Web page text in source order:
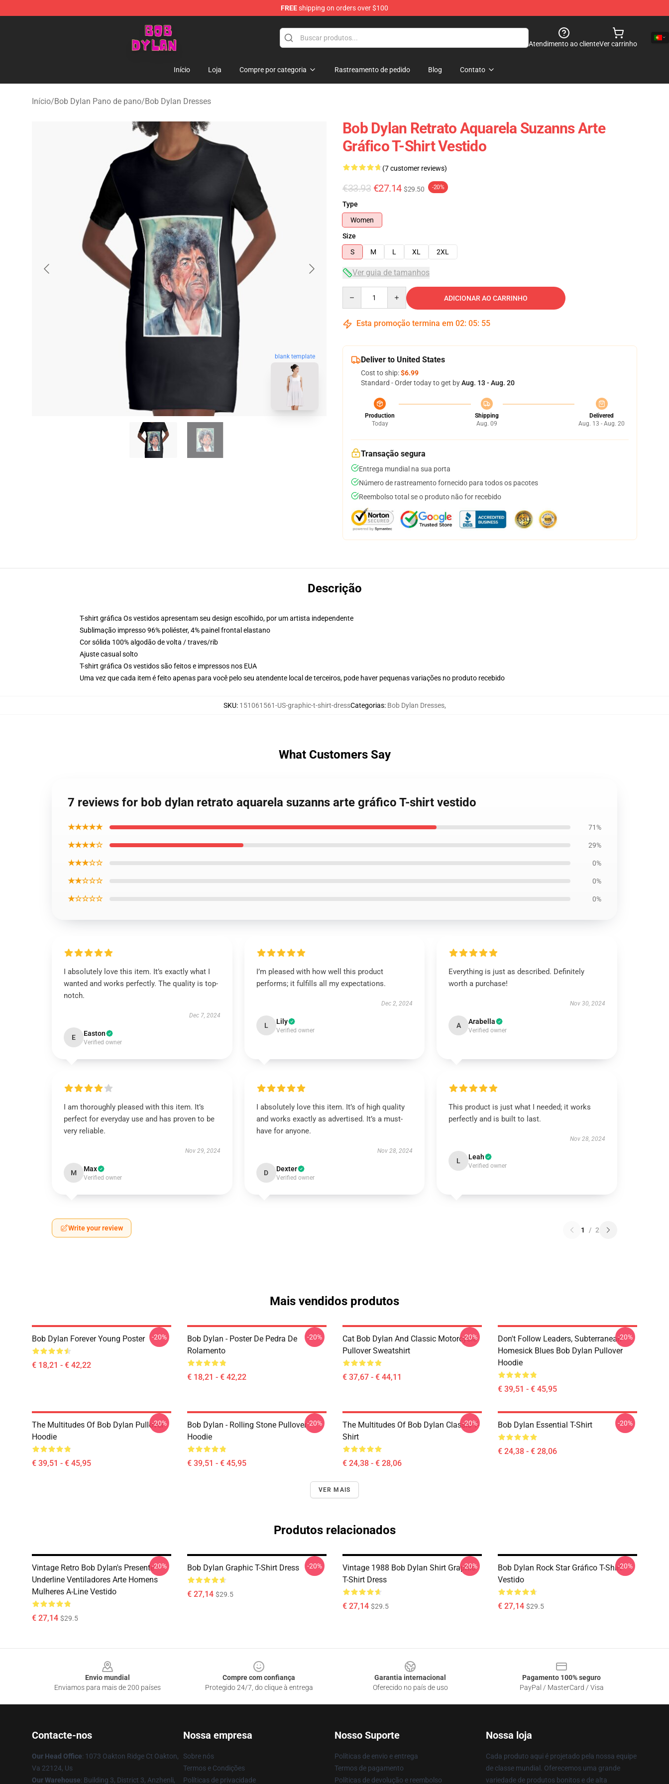
FREEshipping on orders over $100
Bob Dylan Store - Official Bob Dylan Merchandise Shop
Atendimento ao clienteVer carrinho
Início Loja Compre por categoria Rastreamento de pedido Blog Contato
Início/Bob Dylan Pano de pano/Bob Dylan Dresses
blank template
Bob Dylan Retrato Aquarela Suzanns Arte
Gráfico T-Shirt Vestido
(7 customer reviews)
€33.93 €27.14 $29.50 -20%
Type
Women
Size
S
M L XL 2XL
Ver guia de tamanhos
ADICIONAR AO CARRINHO
Esta promoção termina em 02: 05: 54
Deliver to United States
Cost to ship:$6.99
Standard - Order today to get byAug. 13 - Aug. 20
Production
Today
Shipping
Aug. 09
Delivered
Aug. 13 - Aug. 20
Transação segura
Entrega mundial na sua porta
Número de rastreamento fornecido para todos os pacotes
Reembolso total se o produto não for recebido
Descrição
T-shirt gráfica Os vestidos apresentam seu design escolhido, por um artista independente
Sublimação impresso 96% poliéster, 4% painel frontal elastano
Cor sólida 100% algodão de volta / traves/rib
Ajuste casual solto
T-shirt gráfica Os vestidos são feitos e impressos nos EUA
Uma vez que cada item é feito apenas para você pelo seu atendente local de terceiros, pode haver pequenas variações no produto recebido
SKU: 151061561-US-graphic-t-shirt-dressCategorias: Bob Dylan Dresses,
What Customers Say
7 reviews for bob dylan retrato aquarela suzanns arte gráfico T-shirt vestido
★★★★★ 71%
★★★★☆ 29%
★★★☆☆ 0%
★★☆☆☆ 0%
★☆☆☆☆ 0%
I absolutely love this item. It’s exactly what I
wanted and works perfectly. The quality is top-
notch.
Dec 7, 2024
E Easton
Verified owner
I’m pleased with how well this product
performs; it fulfills all my expectations.
Dec 2, 2024
L Lily
Verified owner
Everything is just as described. Definitely
worth a purchase!
Nov 30, 2024
A Arabella
Verified owner
I am thoroughly pleased with this item. It’s
perfect for everyday use and has proven to be
very reliable.
Nov 29, 2024
M Max
Verified owner
I absolutely love this item. It’s of high quality
and works exactly as advertised. It’s a must-
have for anyone.
Nov 28, 2024
D Dexter
Verified owner
This product is just what I needed; it works
perfectly and is built to last.
Nov 28, 2024
L Leah
Verified owner
Write your review 1 / 2
Mais vendidos produtos
Bob Dylan Forever Young Poster
€ 18,21 - € 42,22
-20%
Bob Dylan - Poster De Pedra De
Rolamento
€ 18,21 - € 42,22
-20%
Cat Bob Dylan And Classic Motorcycle
Pullover Sweatshirt
€ 37,67 - € 44,11
-20%
Don't Follow Leaders, Subterranean
Homesick Blues Bob Dylan Pullover
Hoodie
€ 39,51 - € 45,95
-20%
The Multitudes Of Bob Dylan Pullover
Hoodie
€ 39,51 - € 45,95
-20%
Bob Dylan - Rolling Stone Pullover
Hoodie
€ 39,51 - € 45,95
-20%
The Multitudes Of Bob Dylan Classic T-
Shirt
€ 24,38 - € 28,06
-20% Bob Dylan Essential T-Shirt
€ 24,38 - € 28,06
-20%
VER MAIS
Produtos relacionados
Vintage Retro Bob Dylan's Presente
Underline Ventiladores Arte Homens
Mulheres A-Line Vestido
€ 27,14 $29.5
-20% Bob Dylan Graphic T-Shirt Dress
€ 27,14 $29.5
-20%
Vintage 1988 Bob Dylan Shirt Graphic
T-Shirt Dress
€ 27,14 $29.5
-20%
Bob Dylan Rock Star Gráfico T-Shirt
Vestido
€ 27,14 $29.5
-20%
Envio mundial
Enviamos para mais de 200 países
Compre com confiança
Protegido 24/7, do clique à entrega
Garantia internacional
Oferecido no país de uso
Pagamento 100% seguro
PayPal / MasterCard / Visa
Contacte-nos
Our Head Office: 1073 Oakton Ridge Ct Oakton,
Va 22124, Us
Our Warehouse: Building 3, District 3, Anzhenli,
Nossa empresa
Sobre nós
Termos e Condições
Políticas de privacidade
Nosso Suporte
Políticas de envio e entrega
Termos de pagamento
Políticas de devolução e reembolso
Nossa loja
Cada produto aqui é projetado pela nossa equipe
de classe mundial. Oferecemos uma grande
variedade de produtos bonitos e de alta